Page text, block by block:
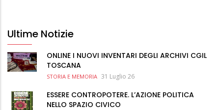
Ultime Notizie
ONLINE I NUOVI INVENTARI DEGLI ARCHIVI CGIL
TOSCANA
STORIA E MEMORIA 31 Luglio 26
ESSERE CONTROPOTERE. L’AZIONE POLITICA
NELLO SPAZIO CIVICO